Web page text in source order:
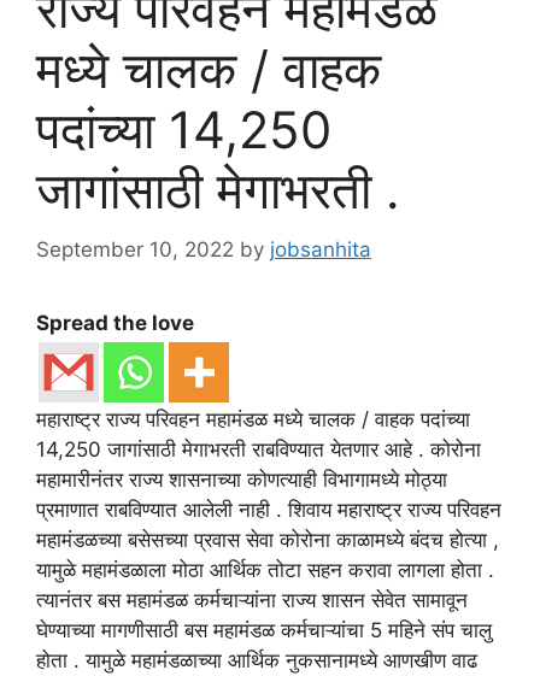
मध्ये चालक / वाहक
पदांच्या 14,250
जागांसाठी मेगाभरती .
September 10, 2022 by jobsanhita
Spread the love
महाराष्ट्र राज्य परिवहन महामंडळ मध्ये चालक / वाहक पदांच्या
14,250 जागांसाठी मेगाभरती राबविण्यात येतणार आहे . कोरोना
महामारीनंतर राज्य शासनाच्या कोणत्याही विभागामध्ये मोठ्या
प्रमाणात राबविण्यात आलेली नाही . शिवाय महाराष्ट्र राज्य परिवहन
महामंडळच्या बसेसच्या प्रवास सेवा कोरोना काळामध्ये बंदच होत्या ,
यामुळे महामंडळाला मोठा आर्थिक तोटा सहन करावा लागला होता .
त्यानंतर बस महामंडळ कर्मचाऱ्यांना राज्य शासन सेवेत सामावून
घेण्याच्या मागणीसाठी बस महामंडळ कर्मचाऱ्यांचा 5 महिने संप चालु
होता . यामुळे महामंडळाच्या आर्थिक नुकसानामध्ये आणखीण वाढ